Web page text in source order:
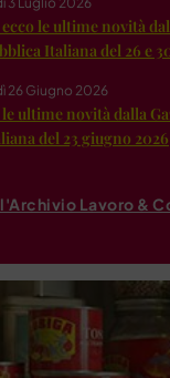
le ultime novità
Italiana del 26 e
26 Giugno 2026
ultime novità dalla
del 23 giugno 2026
Lavoro &